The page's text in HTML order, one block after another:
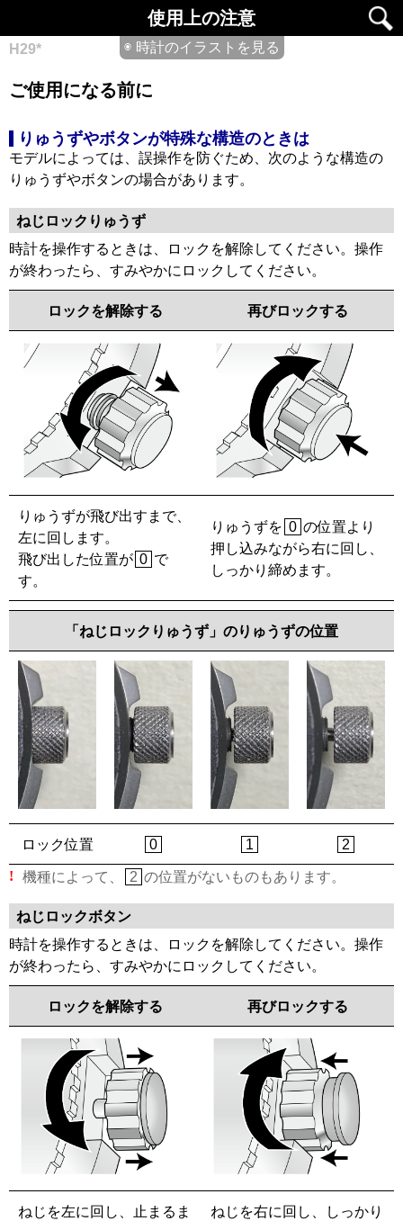
使用上の注意
◉ 時計のイラストを見る
☒ 閉じる
H29*
ご使用になる前に
りゅうずやボタンが特殊な構造のときは
モデルによっては、誤操作を防ぐため、次のような構造の
りゅうずやボタンの場合があります。
ねじロックりゅうず
時計を操作するときは、ロックを解除してください。操作
が終わったら、すみやかにロックしてください。
ロックを解除する 再びロックする
りゅうずが飛び出すまで、
左に回します。
飛び出した位置が 0 で
す。
りゅうずを 0 の位置より
押し込みながら右に回し、
しっかり締めます。
「ねじロックりゅうず」のりゅうずの位置
ロック位置 0 1 2
! 機種によって、 2 の位置がないものもあります。
ねじロックボタン
時計を操作するときは、ロックを解除してください。操作
が終わったら、すみやかにロックしてください。
ロックを解除する 再びロックする
ねじを左に回し、止まるま
ねじを右に回し、しっかり